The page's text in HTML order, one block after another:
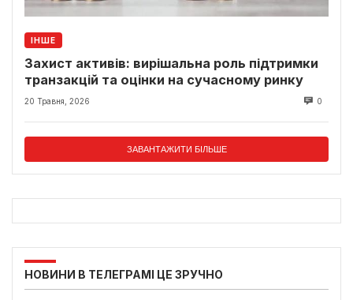
ІНШЕ
Захист активів: вирішальна роль підтримки
транзакцій та оцінки на сучасному ринку
20 Травня, 2026 0
ЗАВАНТАЖИТИ БІЛЬШЕ
НОВИНИ В ТЕЛЕГРАМІ ЦЕ ЗРУЧНО